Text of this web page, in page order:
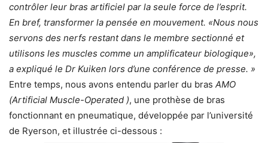
contrôler leur bras artificiel par la seule force de l’esprit.
En bref, transformer la pensée en mouvement. «Nous nous
servons des nerfs restant dans le membre sectionné et
utilisons les muscles comme un amplificateur biologique»,
a expliqué le Dr Kuiken lors d’une conférence de presse. »
Entre temps, nous avons entendu parler du bras AMO
(Artificial Muscle-Operated ), une prothèse de bras
fonctionnant en pneumatique, développée par l’université
de Ryerson, et illustrée ci-dessous :